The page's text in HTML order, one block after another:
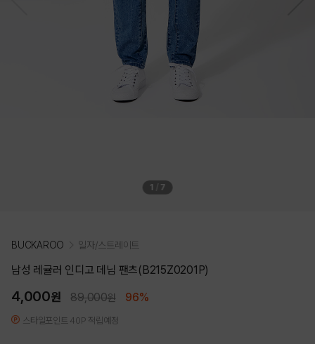
1 7
BUCKAROO 일자/스트레이트
남성 레귤러 인디고 데님 팬츠(B215Z0201P)
4,000원 89,000원 96%
스타일포인트 40P 적립예정